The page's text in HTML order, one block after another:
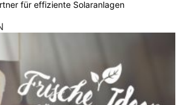
für effiziente Solaranlagen